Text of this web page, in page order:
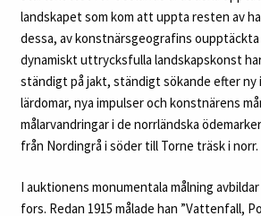
landskapet som kom att uppta resten av
dessa, av konstnärsgeografins
dynamiskt uttrycksfulla landskapskonst
ständigt på jakt, ständigt sökande efter ny
lärdomar, nya impulser och konstnärens
målarvandringar i de norrländska
från Nordingrå i söder till Torne träsk i norr.
I auktionens monumentala målning
fors. Redan 1915 målade han ”Vattenfall,